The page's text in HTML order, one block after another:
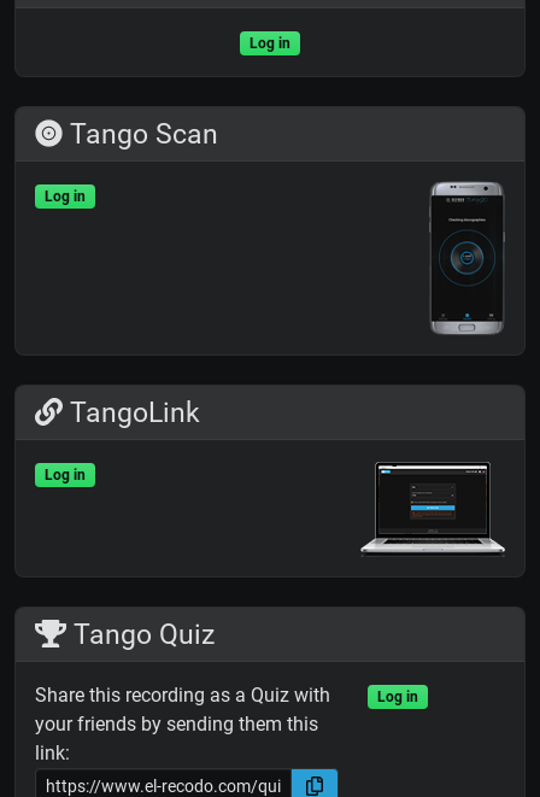
Log in
Tango Scan
Log in
TangoLink
Log in
Tango Quiz
Share this recording as a Quiz with
your friends by sending them this
link:
Log in